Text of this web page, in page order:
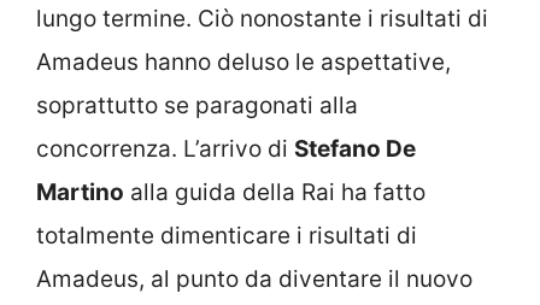
lungo termine. Ciò nonostante i risultati di
Amadeus hanno deluso le aspettative,
soprattutto se paragonati alla
concorrenza. L’arrivo di Stefano De
Martino alla guida della Rai ha fatto
totalmente dimenticare i risultati di
Amadeus, al punto da diventare il nuovo